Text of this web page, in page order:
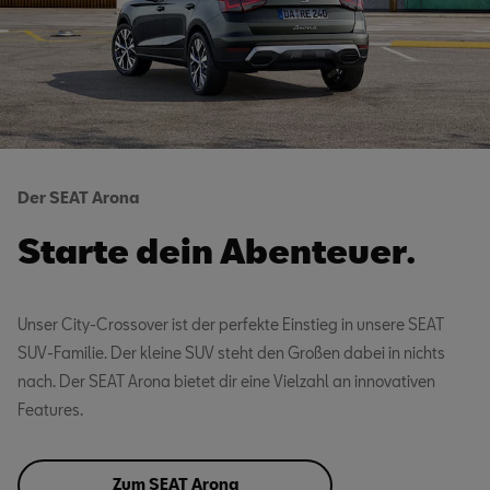
Der SEAT Arona
Starte dein Abenteuer.
Unser City-Crossover ist der perfekte Einstieg in unsere SEAT
SUV-Familie. Der kleine SUV steht den Großen dabei in nichts
nach. Der SEAT Arona bietet dir eine Vielzahl an inno­vativ­en
Features.
Zum SEAT Arona